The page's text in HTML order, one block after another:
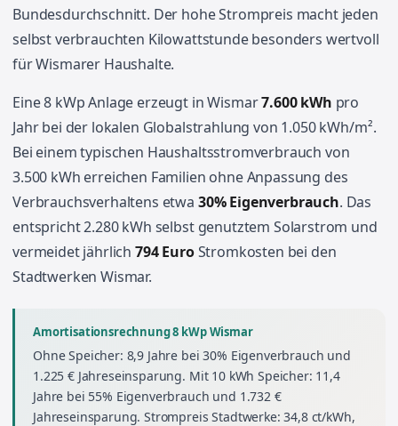
Bundesdurchschnitt. Der hohe Strompreis macht jeden
selbst verbrauchten Kilowattstunde besonders wertvoll
für Wismarer Haushalte.
Eine 8 kWp Anlage erzeugt in Wismar7.600 kWh pro
Jahr bei der lokalen Globalstrahlung von 1.050 kWh/m².
Bei einem typischen Haushaltsstromverbrauch von
3.500 kWh erreichen Familien ohne Anpassung des
Verbrauchsverhaltens etwa 30% Eigenverbrauch. Das
entspricht 2.280 kWh selbst genutztem Solarstrom und
vermeidet jährlich 794 EuroStromkosten bei den
Stadtwerken Wismar.
Amortisationsrechnung 8 kWp Wismar
Ohne Speicher: 8,9 Jahre bei 30% Eigenverbrauch und
1.225 € Jahreseinsparung. Mit 10 kWh Speicher: 11,4
Jahre bei 55% Eigenverbrauch und 1.732 €
Jahreseinsparung. Strompreis Stadtwerke: 34,8 ct/kWh,